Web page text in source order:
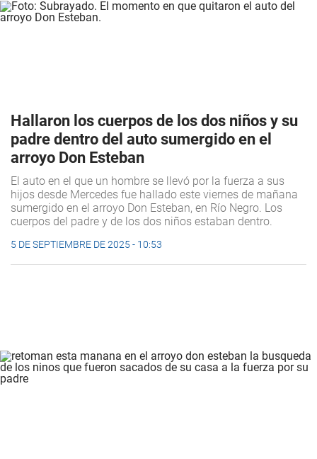
Hallaron los cuerpos de los dos niños y su
padre dentro del auto sumergido en el
arroyo Don Esteban
El auto en el que un hombre se llevó por la fuerza a sus
hijos desde Mercedes fue hallado este viernes de mañana
sumergido en el arroyo Don Esteban, en Río Negro. Los
cuerpos del padre y de los dos niños estaban dentro.
5 DE SEPTIEMBRE DE 2025 - 10:53